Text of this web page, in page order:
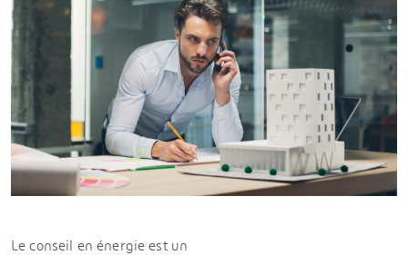
Le conseil en énergie est un